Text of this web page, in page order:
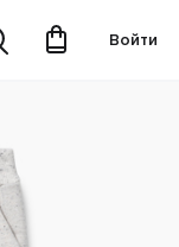
Войти